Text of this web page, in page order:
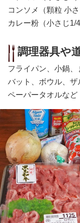
コンソメ（顆粒 小
カレー粉（小さじ1/
調理器具や
フライパン、小鍋、
バット、ボウル、ザ
ペーパータオルなど